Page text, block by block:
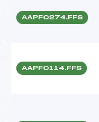
AAPF0274.FFS
AAPF0114.FFS